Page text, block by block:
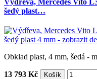
šedý plast…
Obklad plast, 4 mm, šedá -
13 793 Kč